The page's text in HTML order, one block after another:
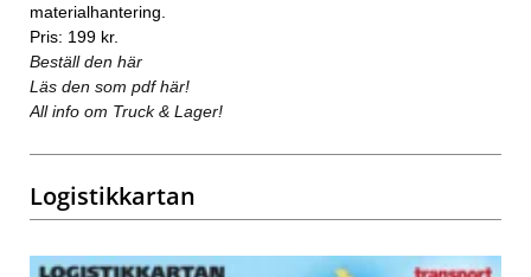
materialhantering.
Pris: 199 kr.
Beställ den här
Läs den som pdf här!
All info om Truck & Lager!
Logistikkartan